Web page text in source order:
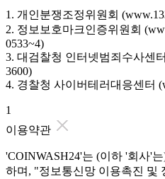
1. 개인분쟁조정위원회
2. 정보보호마크인증위원회
0533~4)
3. 대검찰청 인터넷범죄수사센
3600)
4. 경찰청 사이버테러대응센터
1
이용약관
'COINWASH24'는 (이하 '회사'
하며, "정보통신망 이용촉진 및